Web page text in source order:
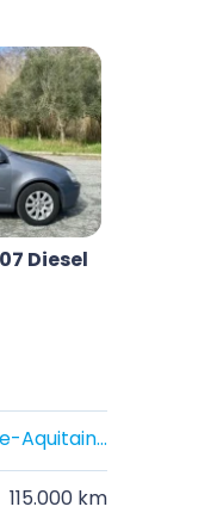
Diesel
Nouvelle-Aquitaine, France
115.000 km